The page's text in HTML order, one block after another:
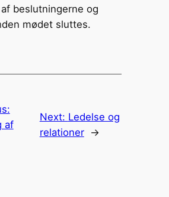
beslutningerne og
mødet sluttes.
af
Next: Ledelse og
relationer
→